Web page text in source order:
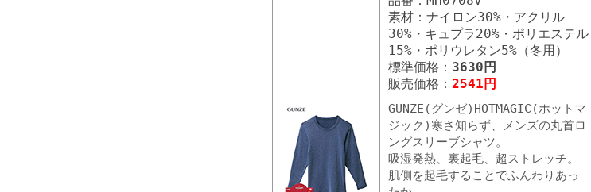
素材：ナイロン30%・アクリル
30%・キュプラ20%・ポリエステル
15%・ポリウレタン5%（冬用）
標準価格： 3630円
販売価格： 2541円
GUNZE(グンゼ)HOTMAGIC(ホットマ
ジック)寒さ知らず、メンズの丸首ロ
ングスリーブシャツ。
吸湿発熱、裏起毛、超ストレッチ。
肌側を起毛することでふんわりあっ